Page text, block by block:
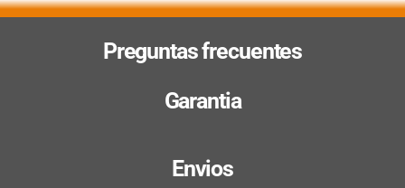
Preguntas frecuentes
Garantia
Envios